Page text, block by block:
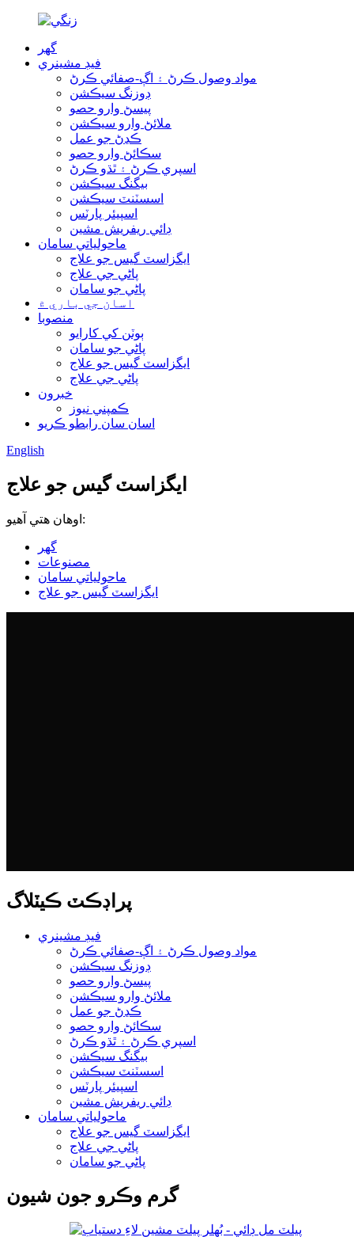
گھر
فيڊ مشينري
مواد وصول ڪرڻ ۽ اڳ-صفائي ڪرڻ
ڊوزنگ سيڪشن
پيسڻ وارو حصو
ملائڻ وارو سيڪشن
ڪڍڻ جو عمل
سڪائڻ وارو حصو
اسپري ڪرڻ ۽ ٿڌو ڪرڻ
بيگنگ سيڪشن
اسسٽنٽ سيڪشن
اسپيئر پارٽس
ڊائي ريفريش مشين
ماحولياتي سامان
ايگزاسٽ گيس جو علاج
پاڻي جي علاج
پاڻي جو سامان
اسان جي باري ۾
منصوبا
ٻوٽن کي کارايو
پاڻي جو سامان
ايگزاسٽ گيس جو علاج
پاڻي جي علاج
خبرون
ڪمپني نيوز
اسان سان رابطو ڪريو
English
ايگزاسٽ گيس جو علاج
اوهان هتي آهيو:
گھر
مصنوعات
ماحولياتي سامان
ايگزاسٽ گيس جو علاج
پراڊڪٽ ڪيٽلاگ
فيڊ مشينري
مواد وصول ڪرڻ ۽ اڳ-صفائي ڪرڻ
ڊوزنگ سيڪشن
پيسڻ وارو حصو
ملائڻ وارو سيڪشن
ڪڍڻ جو عمل
سڪائڻ وارو حصو
اسپري ڪرڻ ۽ ٿڌو ڪرڻ
بيگنگ سيڪشن
اسسٽنٽ سيڪشن
اسپيئر پارٽس
ڊائي ريفريش مشين
ماحولياتي سامان
ايگزاسٽ گيس جو علاج
پاڻي جي علاج
پاڻي جو سامان
گرم وڪرو جون شيون